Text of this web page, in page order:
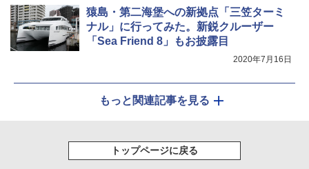
猿島・第二海堡への新拠点「三笠ターミ
ナル」に行ってみた。新鋭クルーザー
「Sea Friend 8」もお披露目
2020年7月16日
もっと関連記事を見る
トップページに戻る